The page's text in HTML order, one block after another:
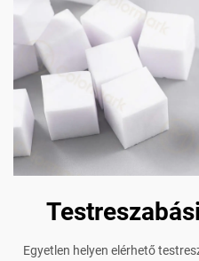
Egyetlen helyen elérhető